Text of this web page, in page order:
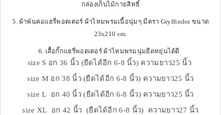
กล่องเก็บไม้กายสิทธิ์
5. ผ้าพันคอแฮรี่พอตเตอร์ ผ้าไหมพรมเนื้อนุ่มๆ มีตรา Gryffindor ขนาด
23x210 cm.
6. เสื้อกั๊กแฮรี่พอตเตอร์ ผ้าไหมพรมนุ่มยืดหยุ่นได้ดี
size S อก 36 นิ้ว (ยืดได้อีก 6-8 นิ้ว) ความยาว25 นิ้ว
size M อก 38 นิ้ว (ยืดได้อีก 6-8 นิ้ว) ความยาว25 นิ้ว
size L อก 40 นิ้ว (ยืดได้อีก 6-8 นิ้ว) ความยาว25 นิ้ว
size XL อก 42 นิ้ว (ยืดได้อีก 6-8 นิ้ว) ความยาว27 นิ้ว